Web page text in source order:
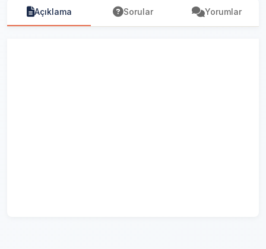
Açıklama Sorular Yorumlar